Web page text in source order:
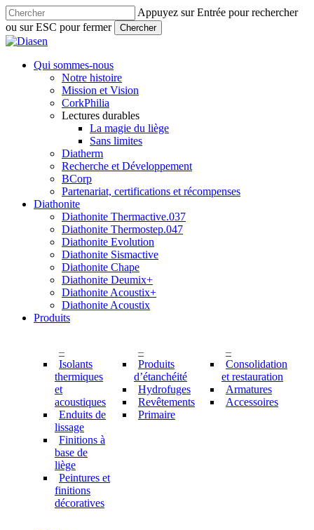
Skip
to
main
content
Appuyez sur Entrée pour rechercher
ou sur ESC pour fermer
Chercher
Close
search
Menu
Qui sommes-nous
Notre histoire
Mission et Vision
CorkPhilia
Lectures durables
La magie du liège
Sans limites
Diatherm
Recherche et Développement
BCorp
Partenariat, certifications et récompenses
Diathonite
Diathonite Thermactive.037
Diathonite Thermostep.047
Diathonite Evolution
Diathonite Sismactive
Diathonite Chape
Diathonite Deumix+
Diathonite Acoustix+
Diathonite Acoustix
Produits
–
Isolants
thermiques
et
acoustiques
Enduits de
lissage
Finitions à
base de
liège
Peintures et
finitions
décoratives
–
Produits
d’étanchéité
Hydrofuges
Revêtements
Primaire
–
Consolidation
et restauration
Armatures
Accessoires